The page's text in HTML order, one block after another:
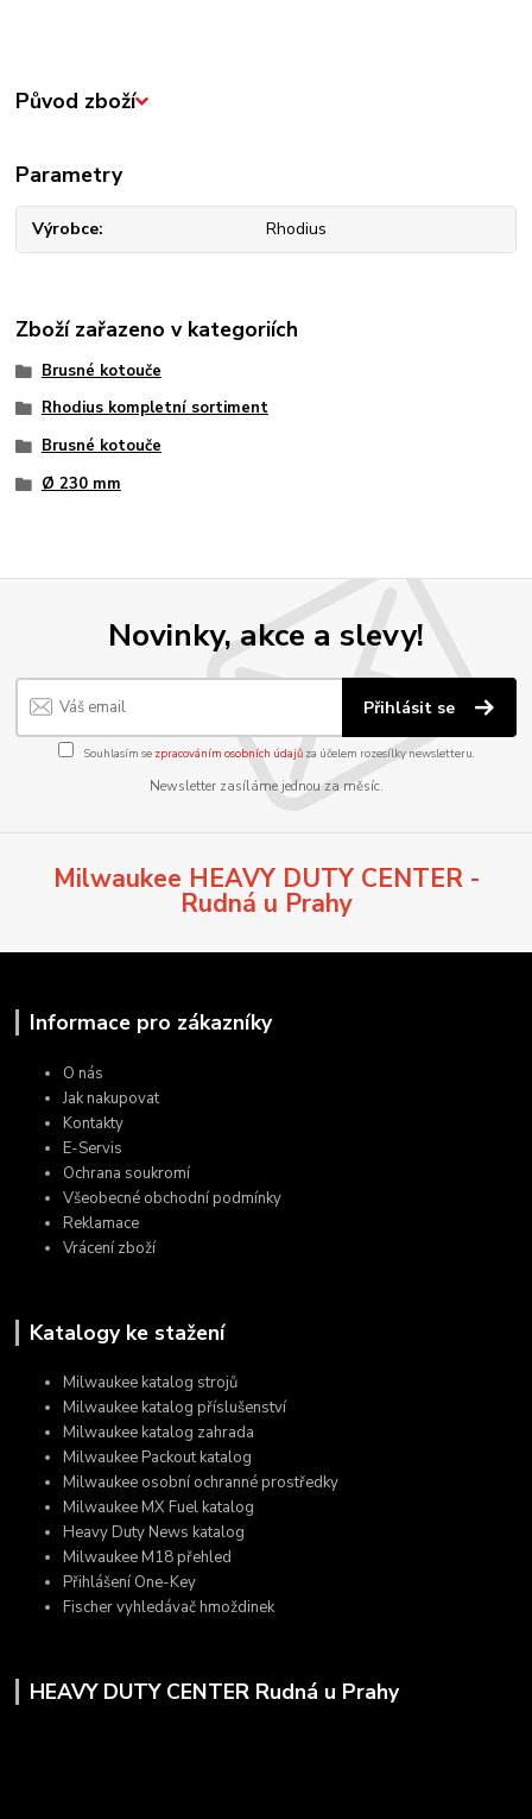
Původ zboží
Parametry
Výrobce Rhodius
Zboží zařazeno v kategoriích
Brusné kotouče
Rhodius kompletní sortiment
Brusné kotouče
Ø 230 mm
Novinky, akce a slevy!
Přihlásit se
Souhlasím se zpracováním osobních údajůza účelem rozesílky newsletteru.
Newsletter zasíláme jednou za měsíc.
Milwaukee HEAVY DUTY CENTER -
Rudná u Prahy
Informace pro zákazníky
O nás
Jak nakupovat
Kontakty
E-Servis
Ochrana soukromí
Všeobecné obchodní podmínky
Reklamace
Vrácení zboží
Katalogy ke stažení
Milwaukee katalog strojů
Milwaukee katalog příslušenství
Milwaukee katalog zahrada
Milwaukee Packout katalog
Milwaukee osobní ochranné prostředky
Milwaukee MX Fuel katalog
Heavy Duty News katalog
Milwaukee M18 přehled
Přihlášení One-Key
Fischer vyhledávač hmoždinek
HEAVY DUTY CENTER Rudná u Prahy